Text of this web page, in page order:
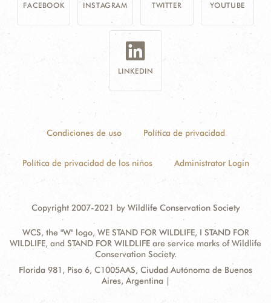
FACEBOOK INSTAGRAM TWITTER YOUTUBE
LINKEDIN
Condiciones de uso Política de privacidad
Política de privacidad de los niños Administrator Login
Copyright 2007-2021 by Wildlife Conservation Society
WCS, the "W" logo, WE STAND FOR WILDLIFE, I STAND FOR
WILDLIFE, and STAND FOR WILDLIFE are service marks of Wildlife
Conservation Society.
Contact
Address:
Florida 981, Piso 6, C1005AAS, Ciudad Autónoma de Buenos
Aires, Argentina |